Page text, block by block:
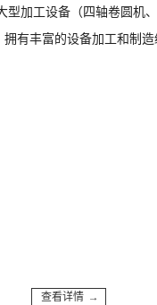
型加工设备（四轴卷圆机
拥有丰富的设备加工和制
查看详情 →